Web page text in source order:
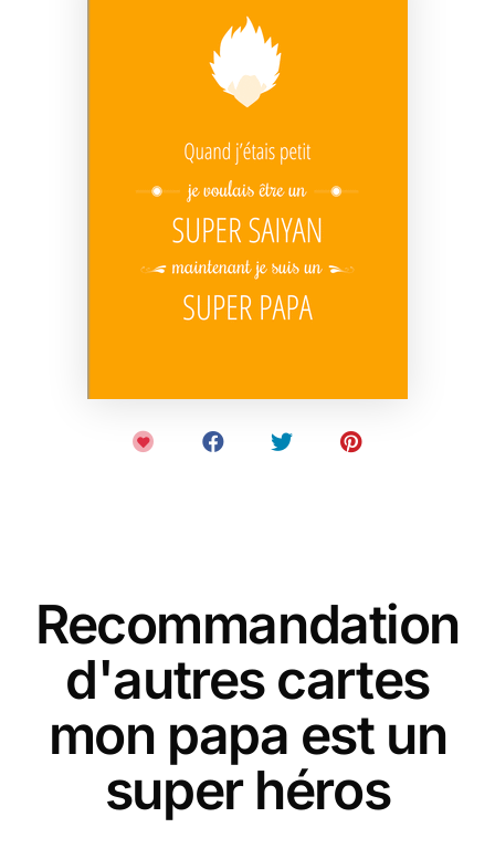
Recommandation
d'autres cartes
mon papa est un
super héros